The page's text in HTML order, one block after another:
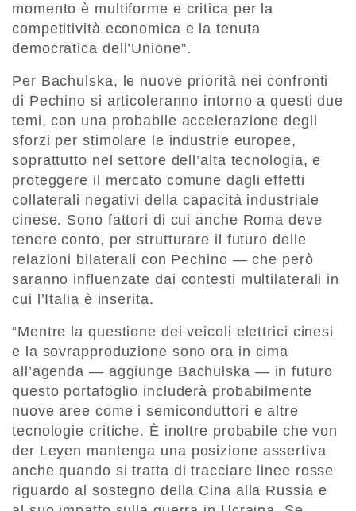
momento è multiforme e critica per la
competitività economica e la tenuta
democratica dell’Unione”.
Per Bachulska, le nuove priorità nei confronti
di Pechino si articoleranno intorno a questi due
temi, con una probabile accelerazione degli
sforzi per stimolare le industrie europee,
soprattutto nel settore dell’alta tecnologia, e
proteggere il mercato comune dagli effetti
collaterali negativi della capacità industriale
cinese. Sono fattori di cui anche Roma deve
tenere conto, per strutturare il futuro delle
relazioni bilaterali con Pechino — che però
saranno influenzate dai contesti multilaterali in
cui l’Italia è inserita.
“Mentre la questione dei veicoli elettrici cinesi
e la sovrapproduzione sono ora in cima
all’agenda — aggiunge Bachulska — in futuro
questo portafoglio includerà probabilmente
nuove aree come i semiconduttori e altre
tecnologie critiche. È inoltre probabile che von
der Leyen mantenga una posizione assertiva
anche quando si tratta di tracciare linee rosse
riguardo al sostegno della Cina alla Russia e